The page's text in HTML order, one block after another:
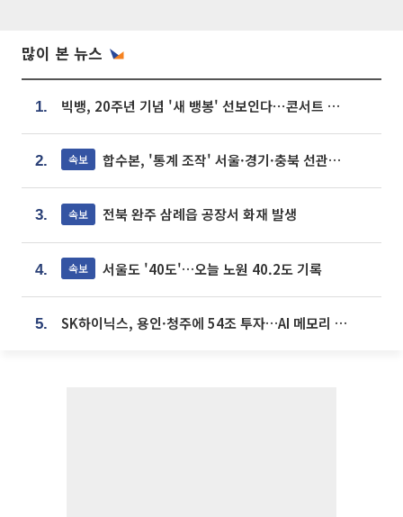
많이 본 뉴스
1. 빅뱅, 20주년 기념 '새 뱅봉' 선보인다⋯콘서트 앞두고 팝업 개최
2. 속보 합수본, '통계 조작' 서울·경기·충북 선관위 등 추가 압수수색
3. 속보 전북 완주 삼례읍 공장서 화재 발생
4. 속보 서울도 '40도'…오늘 노원 40.2도 기록
5. SK하이닉스, 용인·청주에 54조 투자…AI 메모리 생산기지 키운다